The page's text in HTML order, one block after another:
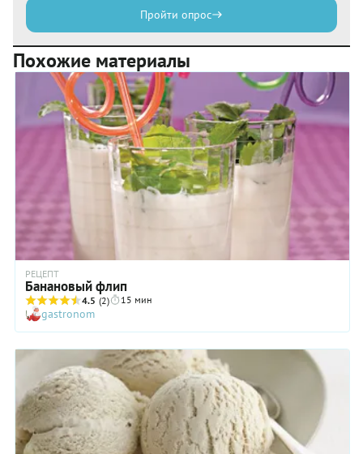
Пройти опрос
Похожие материалы
РЕЦЕПТ
Банановый флип
4.5 (2) 15 мин
gastronom